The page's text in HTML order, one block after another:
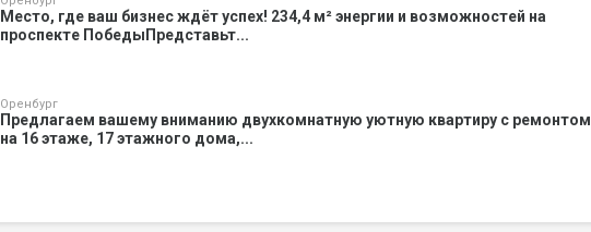
Место, где ваш бизнес ждёт успех! 234,4 м² энергии и возможностей на
проспекте ПобедыПредставьт...
Оренбург
Предлагаем вашему вниманию двухкомнатную уютную квартиру с ремонтом
на 16 этаже, 17 этажного дома,...